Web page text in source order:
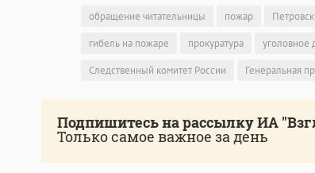
обращение читательницы пожар
гибель на пожаре
прокуратура уголовное
Следственный комитет России
Генеральная
Подпишитесь на рассылку ИА
Только самое важное за день